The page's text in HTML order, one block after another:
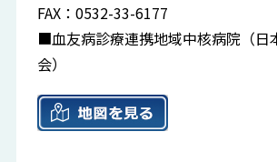
FAX：0532-33-6177
■血友病診療連携地域中核病院（日
会）